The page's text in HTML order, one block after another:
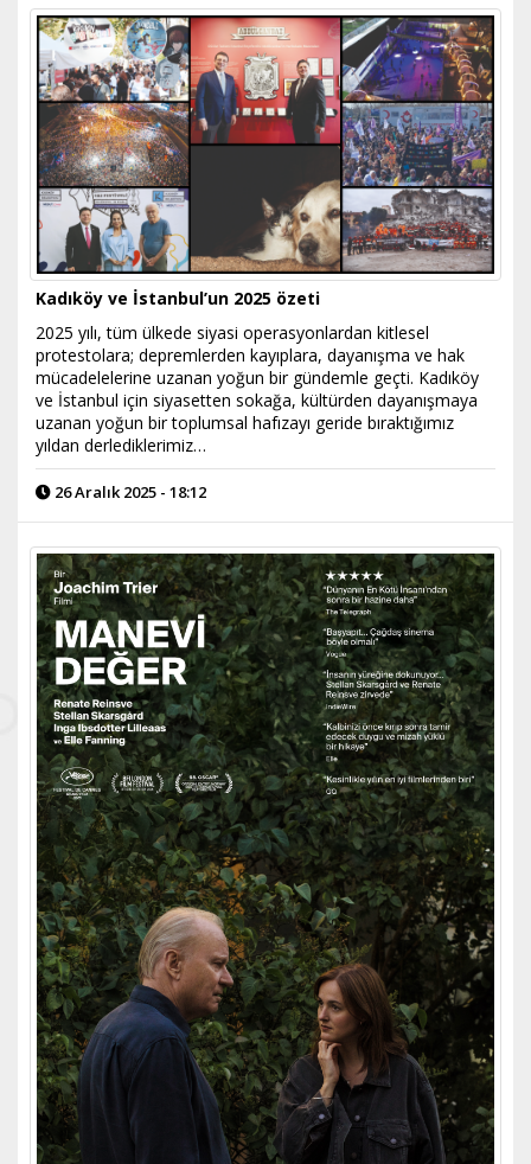
Kadıköy ve İstanbul’un 2025 özeti
2025 yılı, tüm ülkede siyasi operasyonlardan kitlesel
protestolara; depremlerden kayıplara, dayanışma ve hak
mücadelelerine uzanan yoğun bir gündemle geçti. Kadıköy
ve İstanbul için siyasetten sokağa, kültürden dayanışmaya
uzanan yoğun bir toplumsal hafızayı geride bıraktığımız
yıldan derlediklerimiz…
26 Aralık 2025 - 18:12